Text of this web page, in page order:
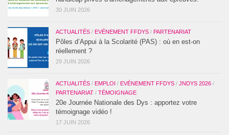
30 JUIN 2026
ACTUALITÉS / EVÉNEMENT FFDYS / PARTENARIAT
Pôles d’Appui à la Scolarité (PAS) : où en est-on
réellement ?
29 JUIN 2026
ACTUALITÉS / EMPLOI / EVÉNEMENT FFDYS / JNDYS 2026 /
PARTENARIAT / TÉMOIGNAGE
20e Journée Nationale des Dys : apportez votre
témoignage vidéo !
17 JUIN 2026